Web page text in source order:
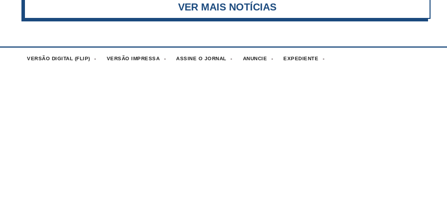
VER MAIS NOTÍCIAS
VERSÃO DIGITAL (FLIP) VERSÃO IMPRESSA ASSINE O JORNAL ANUNCIE EXPEDIENTE